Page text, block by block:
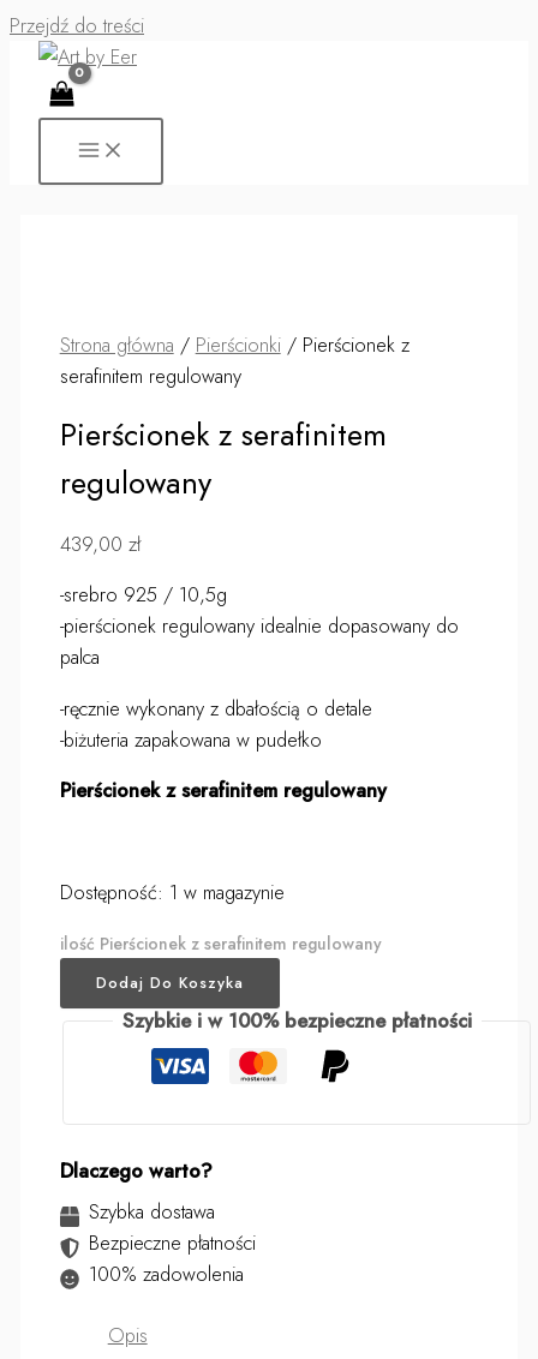
Przejdź do treści
Strona główna / Pierścionki/ Pierścionek z
serafinitem regulowany
Pierścionek z serafinitem
regulowany
439,00 zł
-srebro 925 / 10,5g
-pierścionek regulowany idealnie dopasowany do
palca
-ręcznie wykonany z dbałością o detale
-biżuteria zapakowana w pudełko
Pierścionek z serafinitem regulowany
Dostępność: 1 w magazynie
ilość Pierścionek z serafinitem regulowany
Dodaj Do Koszyka
Szybkie i w 100% bezpieczne płatności
Dlaczego warto?
Szybka dostawa
Bezpieczne płatności
100% zadowolenia
Opis